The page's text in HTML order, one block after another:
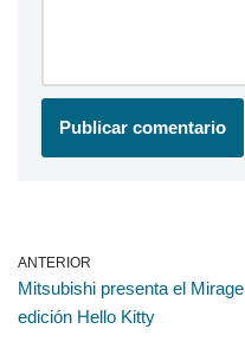
ANTERIOR
Mitsubishi presenta el Mirage
edición Hello Kitty